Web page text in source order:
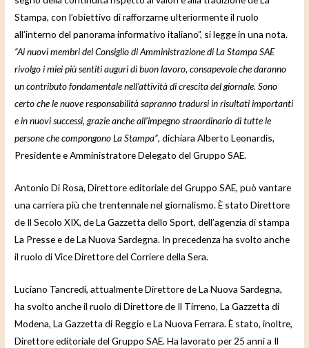
Stampa, con l’obiettivo di rafforzarne ulteriormente il ruolo
all’interno del panorama informativo italiano”, si legge in una nota.
“Ai nuovi membri del Consiglio di Amministrazione di La Stampa SAE
rivolgo i miei più sentiti auguri di buon lavoro, consapevole che daranno
un contributo fondamentale nell’attività di crescita del giornale. Sono
certo che le nuove responsabilità sapranno tradursi in risultati importanti
e in nuovi successi, grazie anche all’impegno straordinario di tutte le
persone che compongono La Stampa”, dichiara Alberto Leonardis,
Presidente e Amministratore Delegato del Gruppo SAE.
Antonio Di Rosa, Direttore editoriale del Gruppo SAE, può vantare
una carriera più che trentennale nel giornalismo. È stato Direttore
de Il Secolo XIX, de La Gazzetta dello Sport, dell’agenzia di stampa
La Presse e de La Nuova Sardegna. In precedenza ha svolto anche
il ruolo di Vice Direttore del Corriere della Sera.
Luciano Tancredi, attualmente Direttore de La Nuova Sardegna,
ha svolto anche il ruolo di Direttore de Il Tirreno, La Gazzetta di
Modena, La Gazzetta di Reggio e La Nuova Ferrara. È stato, inoltre,
Direttore editoriale del Gruppo SAE. Ha lavorato per 25 anni a Il